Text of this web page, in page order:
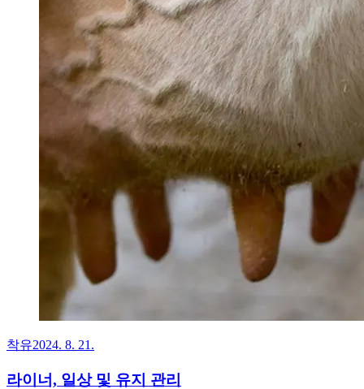
착유2024. 8. 21.
라이너, 일상 및 유지 관리